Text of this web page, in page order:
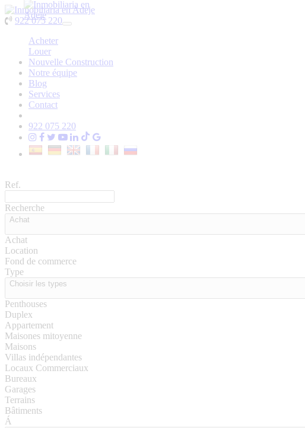
922 075 220
Toggle
Acheter
Louer
Nouvelle Construction
Notre équipe
Blog
Services
Contact
922 075 220
Ref.
Recherche
Achat
Achat
Location
Fond de commerce
Type
Choisir les types
Penthouses
Duplex
Appartement
Maisones mitoyenne
Maisons
Villas indépendantes
Locaux Commerciaux
Bureaux
Garages
Terrains
Bâtiments
Á